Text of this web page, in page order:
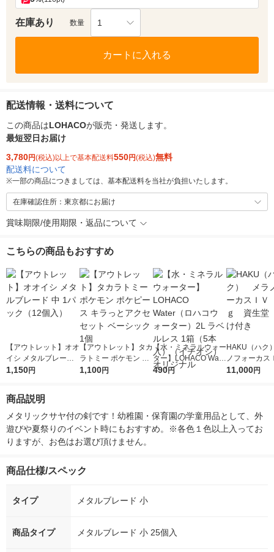
在庫あり 数量 1
カートに入れる
配送情報・送料について
この商品はLOHACOが販売・発送します。
最短翌日お届け
3,780円(税込)以上で基本配送料550円(税込)無料
配送料について
※一部の商品につきましては、基本配送料を当社が負担いたします。
在庫確認住所：東京都にお届け
賞味期限/使用期限・返品について
こちらの商品もおすすめ
【アウトレット】オオ
イシ メタルブレード
中 1パック（12個入）
1,150円
【アウトレット】タカ
ラトミー ポケモン ポ
ケピース キラっとア
1,100円
【水・ミネラルウォー
ター】LOHACO Wate
r（ロハコウォータ
490円
HAKU（ハ
ノフォーカ
5ｇ 資生堂
11,000円
商品説明
メタリックサヤ付の剣です！幼稚園・保育園の学童用品として、外
遊びや夏祭りのイベント時にもおすすめ。※各色１色以上入ってお
りますが、お色はお選び頂けません。
商品仕様/スペック
タイプ メタルブレード 小
商品タイプ メタルブレード 小 25個入